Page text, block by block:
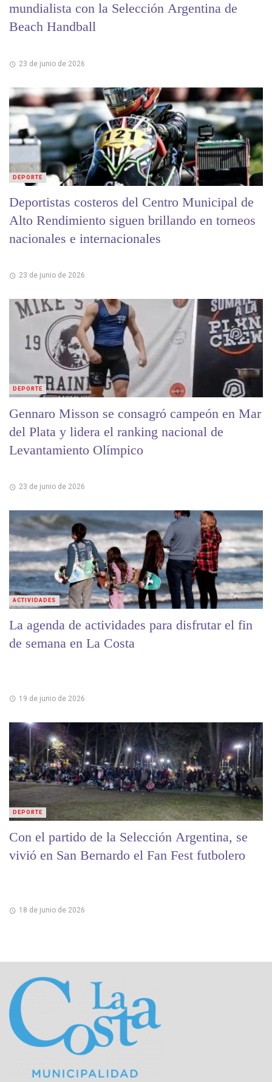
mundialista con la Selección Argentina de
Beach Handball
23 de junio de 2026
Deportistas costeros del Centro Municipal de
Alto Rendimiento siguen brillando en torneos
nacionales e internacionales
23 de junio de 2026
DEPORTE
Gennaro Misson se consagró campeón en Mar
del Plata y lidera el ranking nacional de
Levantamiento Olímpico
23 de junio de 2026
DEPORTE
La agenda de actividades para disfrutar el fin
de semana en La Costa
19 de junio de 2026
ACTIVIDADES
Con el partido de la Selección Argentina, se
vivió en San Bernardo el Fan Fest futbolero
18 de junio de 2026
DEPORTE